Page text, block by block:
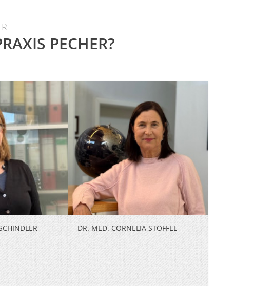
PECHER?
DR. MED. CORNELIA STOFFEL